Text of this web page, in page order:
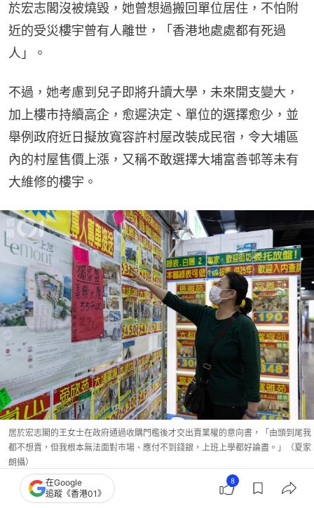
於宏志閣沒被燒毀，她曾想過搬回單位居住，不怕附
近的受災樓宇曾有人離世，「香港地處處都有死過
人」。
不過，她考慮到兒子即將升讀大學，未來開支變大，
加上樓市持續高企，愈遲決定、單位的選擇愈少，並
舉例政府近日擬放寬容許村屋改裝成民宿，令大埔區
內的村屋售價上漲，又稱不敢選擇大埔富善邨等未有
大維修的樓宇。
居於宏志閣的王女士在政府通過收購門檻後才交出賣業權的意向書，「由頭到尾我
都不想賣，但我根本無法面對市場、應付不到錢銀，上班上學都好論盡。」（夏家
朗攝）
在Google
追蹤《香港01》
8